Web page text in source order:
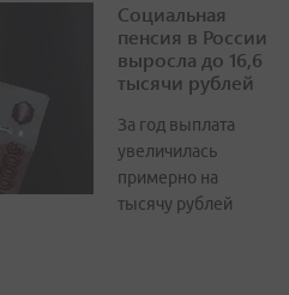
Социальная
пенсия в России
выросла до 16,6
тысячи рублей
За год выплата
увеличилась
примерно на
тысячу рублей